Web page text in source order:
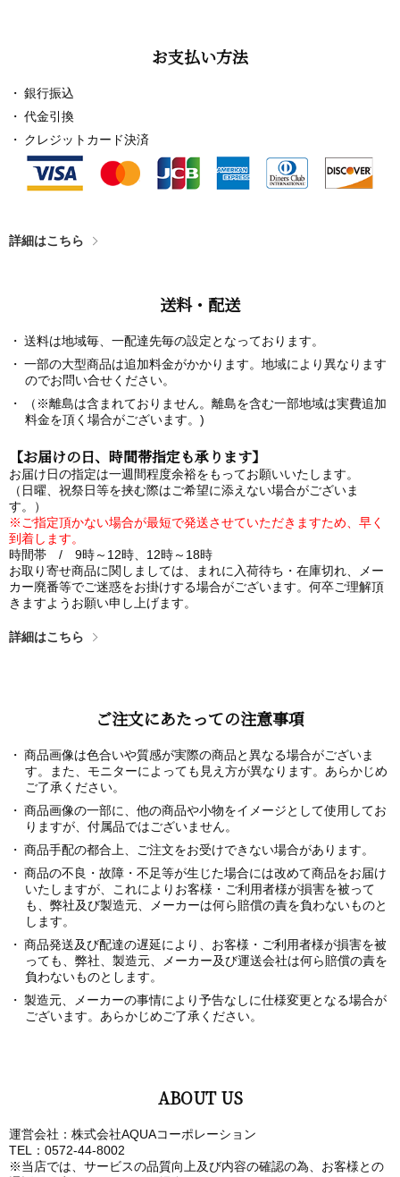
お支払い方法
銀行振込
代金引換
クレジットカード決済
詳細はこちら
送料・配送
送料は地域毎、一配達先毎の設定となっております。
一部の大型商品は追加料金がかかります。地域により異なります
のでお問い合せください。
（※離島は含まれておりません。離島を含む一部地域は実費追加
料金を頂く場合がございます。)
【お届けの日、時間帯指定も承ります】
お届け日の指定は一週間程度余裕をもってお願いいたします。
（日曜、祝祭日等を挟む際はご希望に添えない場合がございま
す。）
※ご指定頂かない場合が最短で発送させていただきますため、早く
到着します。
時間帯 / 9時～12時、12時～18時
お取り寄せ商品に関しましては、まれに入荷待ち・在庫切れ、メー
カー廃番等でご迷惑をお掛けする場合がございます。何卒ご理解頂
きますようお願い申し上げます。
詳細はこちら
ご注文にあたっての注意事項
商品画像は色合いや質感が実際の商品と異なる場合がございま
す。また、モニターによっても見え方が異なります。あらかじめ
ご了承ください。
商品画像の一部に、他の商品や小物をイメージとして使用してお
りますが、付属品ではございません。
商品手配の都合上、ご注文をお受けできない場合があります。
商品の不良・故障・不足等が生じた場合には改めて商品をお届け
いたしますが、これによりお客様・ご利用者様が損害を被って
も、弊社及び製造元、メーカーは何ら賠償の責を負わないものと
します。
商品発送及び配達の遅延により、お客様・ご利用者様が損害を被
っても、弊社、製造元、メーカー及び運送会社は何ら賠償の責を
負わないものとします。
製造元、メーカーの事情により予告なしに仕様変更となる場合が
ございます。あらかじめご了承ください。
ABOUT US
運営会社：株式会社AQUAコーポレーション
TEL：0572-44-8002
※当店では、サービスの品質向上及び内容の確認の為、お客様との